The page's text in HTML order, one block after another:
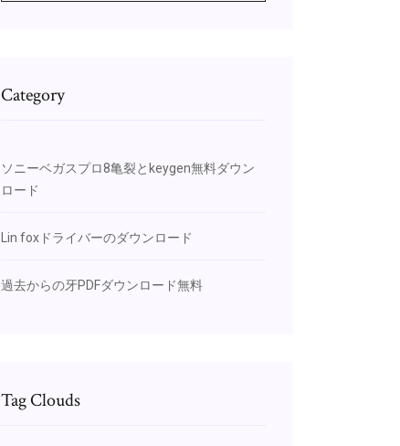
Category
ソニーベガスプロ8亀裂とkeygen無料ダウン
ロード
Lin foxドライバーのダウンロード
過去からの牙PDFダウンロード無料
Tag Clouds